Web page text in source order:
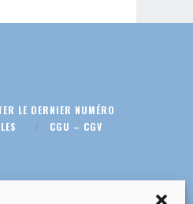
LE DERNIER NUMÉRO
CGU – CGV